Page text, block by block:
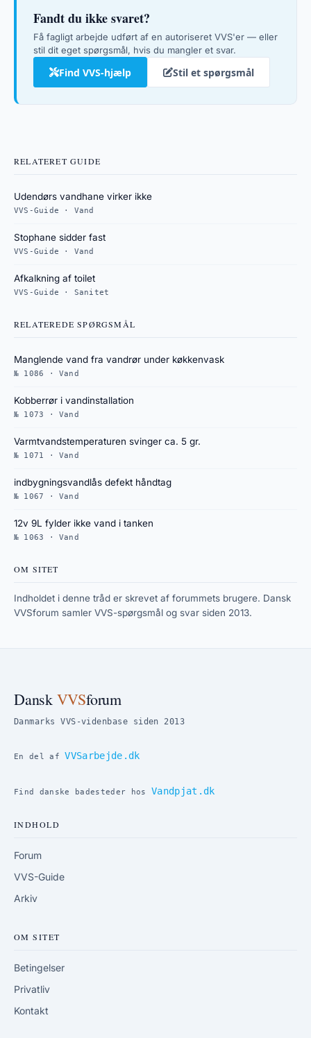
Fandt du ikke svaret?
Få fagligt arbejde udført af en autoriseret VVS'er — eller
stil dit eget spørgsmål, hvis du mangler et svar.
Find VVS-hjælp Stil et spørgsmål
RELATERET GUIDE
Udendørs vandhane virker ikke
VVS-Guide · Vand
Stophane sidder fast
VVS-Guide · Vand
Afkalkning af toilet
VVS-Guide · Sanitet
RELATEREDE SPØRGSMÅL
Manglende vand fra vandrør under køkkenvask
№ 1086 · Vand
Kobberrør i vandinstallation
№ 1073 · Vand
Varmtvandstemperaturen svinger ca. 5 gr.
№ 1071 · Vand
indbygningsvandlås defekt håndtag
№ 1067 · Vand
12v 9L fylder ikke vand i tanken
№ 1063 · Vand
OM SITET
Indholdet i denne tråd er skrevet af forummets brugere. Dansk
VVSforum samler VVS-spørgsmål og svar siden 2013.
Dansk VVSforum
Danmarks VVS-videnbase siden 2013
En del afVVSarbejde.dk
Find danske badesteder hos Vandpjat.dk
INDHOLD
Forum
VVS-Guide
Arkiv
OM SITET
Betingelser
Privatliv
Kontakt